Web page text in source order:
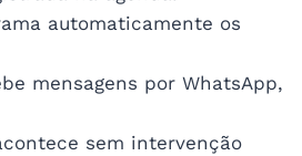
automaticamente os
mensagens por WhatsApp,
sem intervenção